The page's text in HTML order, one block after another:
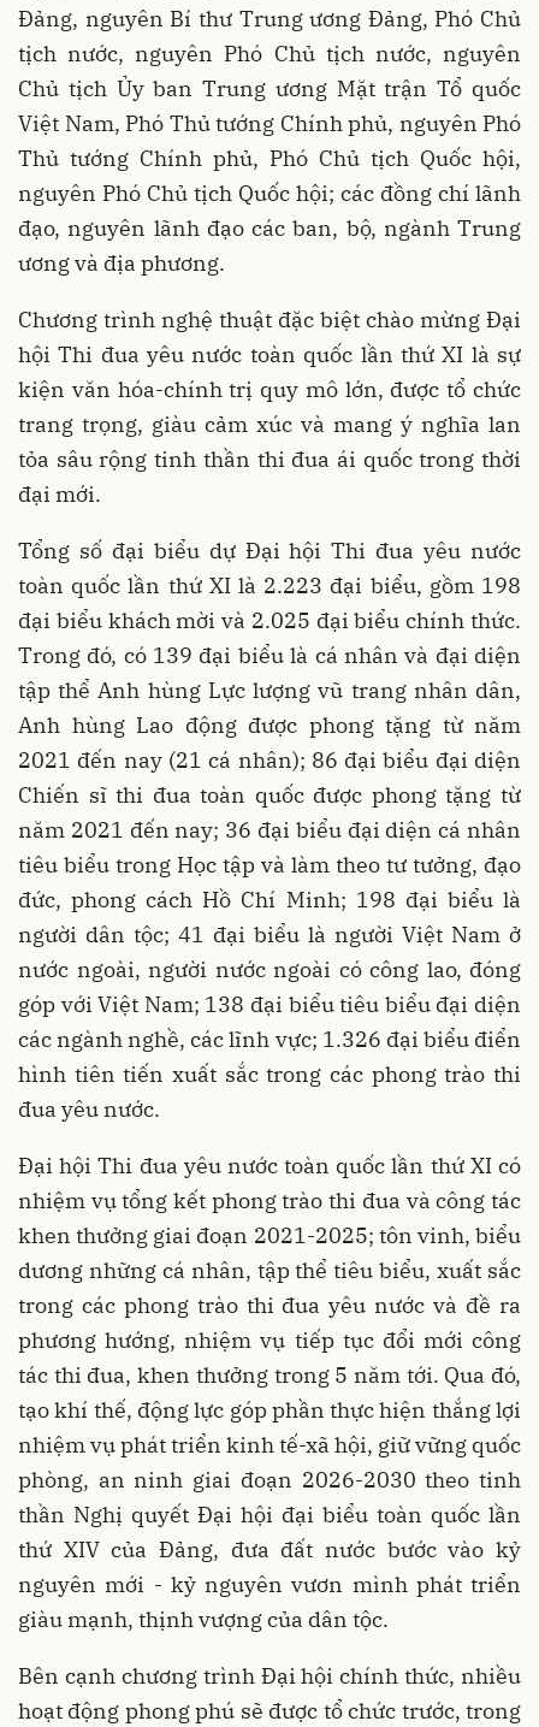
Đảng, nguyên Bí thư Trung ương Đảng, Phó Chủ
tịch nước, nguyên Phó Chủ tịch nước, nguyên
Chủ tịch Ủy ban Trung ương Mặt trận Tổ quốc
Việt Nam, Phó Thủ tướng Chính phủ, nguyên Phó
Thủ tướng Chính phủ, Phó Chủ tịch Quốc hội,
nguyên Phó Chủ tịch Quốc hội; các đồng chí lãnh
đạo, nguyên lãnh đạo các ban, bộ, ngành Trung
ương và địa phương.
Chương trình nghệ thuật đặc biệt chào mừng Đại
hội Thi đua yêu nước toàn quốc lần thứ XI là sự
kiện văn hóa-chính trị quy mô lớn, được tổ chức
trang trọng, giàu cảm xúc và mang ý nghĩa lan
tỏa sâu rộng tinh thần thi đua ái quốc trong thời
đại mới.
Tổng số đại biểu dự Đại hội Thi đua yêu nước
toàn quốc lần thứ XI là 2.223 đại biểu, gồm 198
đại biểu khách mời và 2.025 đại biểu chính thức.
Trong đó, có 139 đại biểu là cá nhân và đại diện
tập thể Anh hùng Lực lượng vũ trang nhân dân,
Anh hùng Lao động được phong tặng từ năm
2021 đến nay (21 cá nhân); 86 đại biểu đại diện
Chiến sĩ thi đua toàn quốc được phong tặng từ
năm 2021 đến nay; 36 đại biểu đại diện cá nhân
tiêu biểu trong Học tập và làm theo tư tưởng, đạo
đức, phong cách Hồ Chí Minh; 198 đại biểu là
người dân tộc; 41 đại biểu là người Việt Nam ở
nước ngoài, người nước ngoài có công lao, đóng
góp với Việt Nam; 138 đại biểu tiêu biểu đại diện
các ngành nghề, các lĩnh vực; 1.326 đại biểu điển
hình tiên tiến xuất sắc trong các phong trào thi
đua yêu nước.
Đại hội Thi đua yêu nước toàn quốc lần thứ XI có
nhiệm vụ tổng kết phong trào thi đua và công tác
khen thưởng giai đoạn 2021-2025; tôn vinh, biểu
dương những cá nhân, tập thể tiêu biểu, xuất sắc
trong các phong trào thi đua yêu nước và đề ra
phương hướng, nhiệm vụ tiếp tục đổi mới công
tác thi đua, khen thưởng trong 5 năm tới. Qua đó,
tạo khí thế, động lực góp phần thực hiện thắng lợi
nhiệm vụ phát triển kinh tế-xã hội, giữ vững quốc
phòng, an ninh giai đoạn 2026-2030 theo tinh
thần Nghị quyết Đại hội đại biểu toàn quốc lần
thứ XIV của Đảng, đưa đất nước bước vào kỷ
nguyên mới - kỷ nguyên vươn mình phát triển
giàu mạnh, thịnh vượng của dân tộc.
Bên cạnh chương trình Đại hội chính thức, nhiều
hoạt động phong phú sẽ được tổ chức trước, trong